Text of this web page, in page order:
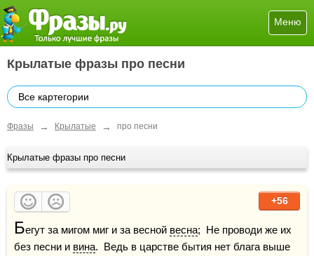
Меню
Крылатые фразы про песни
Все картегории
Фразы → Крылатые → про песни
Крылатые фразы про песни
+56
Бегут за мигом миг и за весной весна;  Не проводи же их
без песни и вина